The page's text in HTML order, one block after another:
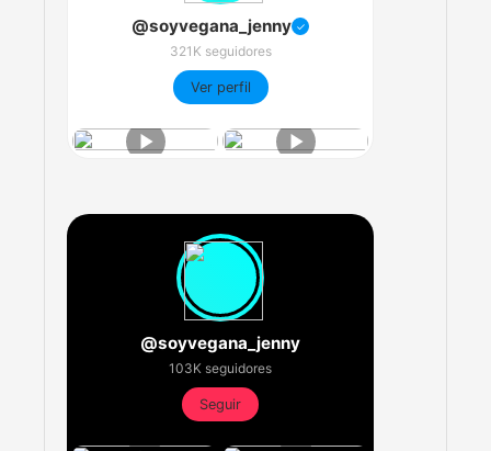
@soyvegana_jenny ✓
321K seguidores
Ver perfil
@soyvegana_jenny
103K seguidores
Seguir